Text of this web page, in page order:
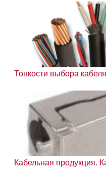
Тонкости выбора
Кабельная продукция.